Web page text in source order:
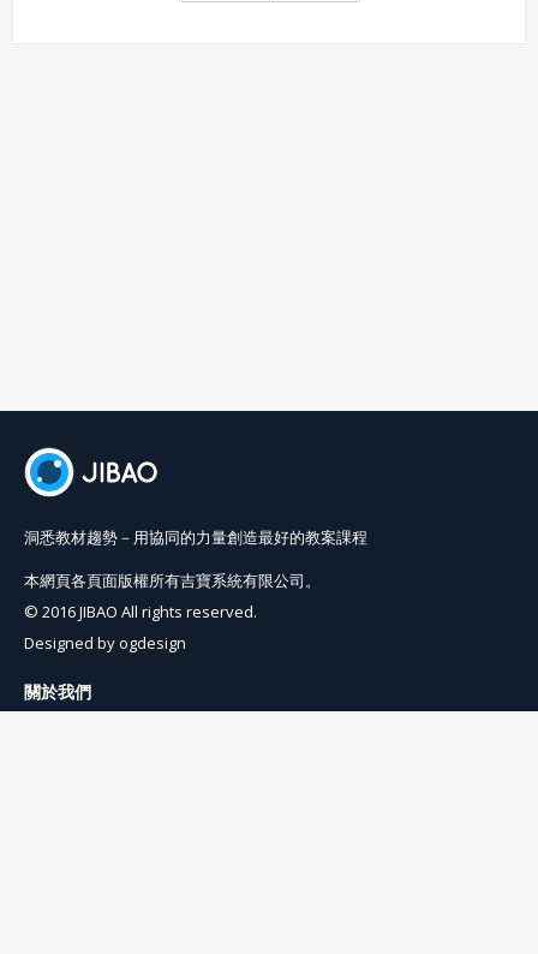
洞悉教材趨勢－用協同的力量創造最好的教案課程
本網頁各頁面版權所有吉寶系統有限公司。
© 2016 JIBAO All rights reserved.
Designed byogdesign
關於我們